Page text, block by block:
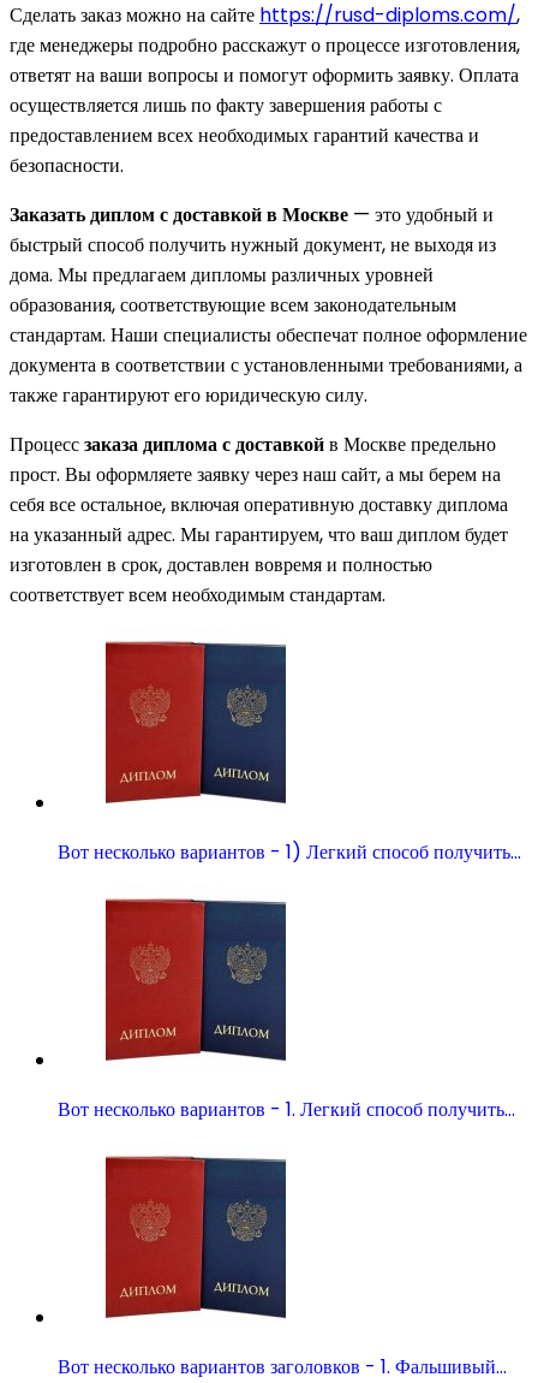
Сделать заказ можно на сайте https://rusd-diploms.com/,
где менеджеры подробно расскажут о процессе изготовления,
ответят на ваши вопросы и помогут оформить заявку. Оплата
осуществляется лишь по факту завершения работы с
предоставлением всех необходимых гарантий качества и
безопасности.
Заказать диплом с доставкой в Москве — это удобный и
быстрый способ получить нужный документ, не выходя из
дома. Мы предлагаем дипломы различных уровней
образования, соответствующие всем законодательным
стандартам. Наши специалисты обеспечат полное оформление
документа в соответствии с установленными требованиями, а
также гарантируют его юридическую силу.
Процессзаказа диплома с доставкойв Москве предельно
прост. Вы оформляете заявку через наш сайт, а мы берем на
себя все остальное, включая оперативную доставку диплома
на указанный адрес. Мы гарантируем, что ваш диплом будет
изготовлен в срок, доставлен вовремя и полностью
соответствует всем необходимым стандартам.
Вот несколько вариантов - 1) Легкий способ получить…
Вот несколько вариантов - 1. Легкий способ получить…
Вот несколько вариантов заголовков - 1. Фальшивый…